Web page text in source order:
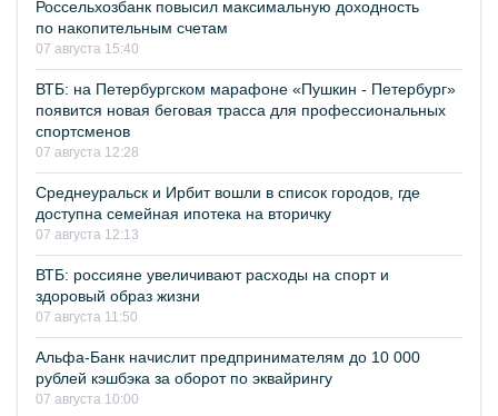
Россельхозбанк повысил максимальную доходность
по накопительным счетам
07 августа 15:40
ВТБ: на Петербургском марафоне «Пушкин - Петербург»
появится новая беговая трасса для профессиональных
спортсменов
07 августа 12:28
Среднеуральск и Ирбит вошли в список городов, где
доступна семейная ипотека на вторичку
07 августа 12:13
ВТБ: россияне увеличивают расходы на спорт и
здоровый образ жизни
07 августа 11:50
Альфа-Банк начислит предпринимателям до 10 000
рублей кэшбэка за оборот по эквайрингу
07 августа 10:00